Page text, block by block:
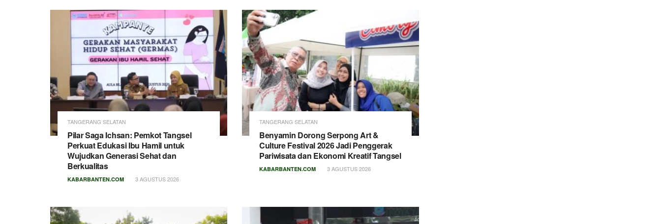
TANGERANG SELATAN
Pilar Saga Ichsan: Pemkot Tangsel
Perkuat Edukasi Ibu Hamil untuk
Wujudkan Generasi Sehat dan
Berkualitas
KABARBANTEN.COM 3 AGUSTUS 2026
TANGERANG SELATAN
Benyamin Dorong Serpong Art &
Culture Festival 2026 Jadi Penggerak
Pariwisata dan Ekonomi Kreatif Tangsel
KABARBANTEN.COM 3 AGUSTUS 2026